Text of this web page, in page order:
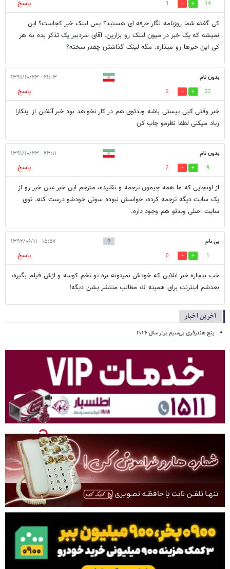
14
1
پاسخ
کی گفته شما روزنامه نگار حرفه ای هستید؟ پس لینک خبر کجاست؟ این
نمیشه که یک خبر در میون لینک رو بزارین. آقای سردبیر یک تذکر بده به هر
کی این خبرها رو میذاره. مگه لینک گذاشتن چقدر سخته؟
بدون نام ۲۱:۰۳ - ۱۳۹۱/۱۰/۲۳
22
2
پاسخ
خبر وقتی کپی پیستی باشه ویدئوی هم در کار نخواهد بود خبر آنلاین از اینکارا
زیاد میکنی لطفا نظرمو چاپ کن
بدون نام ۲۳:۱۱ - ۱۳۹۱/۱۰/۲۳
9
2
پاسخ
از اونجایی که ما همه چیمون ترجمه و تقلیده، مترجم این خبر عین خبر رو از
یک سایت دیگه ترجمه کرده، حواسش نبوده سوتی خودشو درست کنه. توی
سایت اصلی ویدئو هم وجود داره.
بی نام ۱۵:۵۷ - ۱۳۹۲/۰۶/۱۱
1
0
پاسخ
خب بيچاره خبر انلاين كه خودش نميتونه بره تو تخم كوسه و ازش فيلم بگيره،
بعدشم اينترنت براى همينه ك مطالب منتشر بشن ديگه!
آخرین اخبار
پنج هندزفری بی‌سیم برتر سال ۲۰۲۶